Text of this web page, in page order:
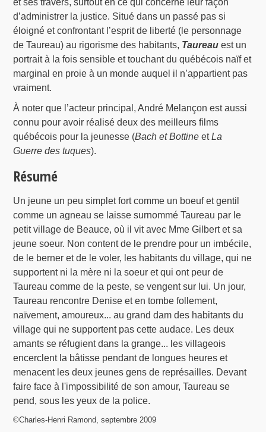
d’administrer la justice. Situé dans un passé pas si
éloigné et confrontant l’esprit de liberté (le personnage
de Taureau) au rigorisme des habitants, Taureau est un
portrait à la fois sensible et touchant du québécois naïf et
marginal en proie à un monde auquel il n’appartient pas
vraiment.
À noter que l’acteur principal, André Melançon est aussi
connu pour avoir réalisé deux des meilleurs films
québécois pour la jeunesse (Bach et Bottine etLa
Guerre des tuques).
Résumé
Un jeune un peu simplet fort comme un boeuf et gentil
comme un agneau se laisse surnommé Taureau par le
petit village de Beauce, où il vit avec Mme Gilbert et sa
jeune soeur. Non content de le prendre pour un imbécile,
de le berner et de le voler, les habitants du village, qui ne
supportent ni la mère ni la soeur et qui ont peur de
Taureau comme de la peste, se vengent sur lui. Un jour,
Taureau rencontre Denise et en tombe follement,
naïvement, amoureux... au grand dam des habitants du
village qui ne supportent pas cette audace. Les deux
amants se réfugient dans la grange... les villageois
encerclent la bâtisse pendant de longues heures et
menacent les deux jeunes gens de représailles. Devant
faire face à l'impossibilité de son amour, Taureau se
pend, sous les yeux de la police.
©Charles-Henri Ramond, septembre 2009